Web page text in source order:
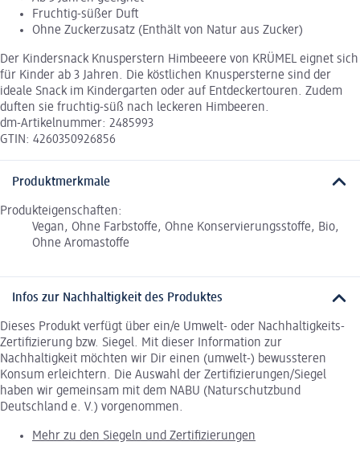
Fruchtig-süßer Duft
Ohne Zuckerzusatz (Enthält von Natur aus Zucker)
Der Kindersnack Knusperstern Himbeeere von KRÜMEL eignet sich
für Kinder ab 3 Jahren. Die köstlichen Knuspersterne sind der
ideale Snack im Kindergarten oder auf Entdeckertouren. Zudem
duften sie fruchtig-süß nach leckeren Himbeeren.
dm-Artikelnummer: 2485993
GTIN: 4260350926856
Produktmerkmale
Produkteigenschaften:
Vegan, Ohne Farbstoffe, Ohne Konservierungsstoffe, Bio,
Ohne Aromastoffe
Infos zur Nachhaltigkeit des Produktes
Dieses Produkt verfügt über ein/e Umwelt- oder Nachhaltigkeits-
Zertifizierung bzw. Siegel. Mit dieser Information zur
Nachhaltigkeit möchten wir Dir einen (umwelt-) bewussteren
Konsum erleichtern. Die Auswahl der Zertifizierungen/Siegel
haben wir gemeinsam mit dem NABU (Naturschutzbund
Deutschland e. V.) vorgenommen.
Mehr zu den Siegeln und Zertifizierungen